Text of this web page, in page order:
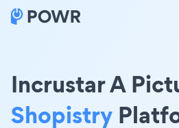
Incrustar A
Shopistry